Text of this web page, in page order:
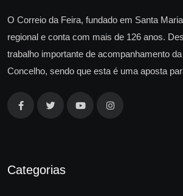
O Correio da Feira, fundado em Santa
regional e conta com mais de 126 anos.
trabalho importante de acompanhamento
Concelho, sendo que esta é uma aposta
Categorias